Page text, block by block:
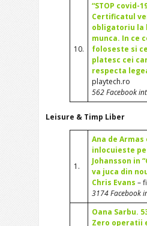
10.
“STOP covid-
Certificatul
obligatoriu la
munca. In ce
foloseste si
platesc cei
respecta
playtech.ro
562 Facebook
Leisure & Timp Liber
1.
Ana de Armas
inlocuieste
Johansson in
va juca din
Chris Evans –
3174 Facebook
Oana Sarbu.
Zero operatii